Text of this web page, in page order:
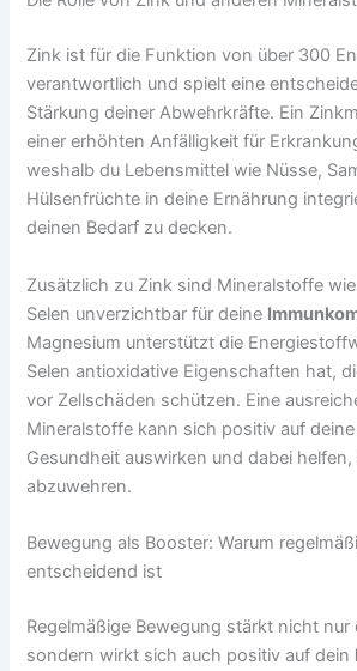
Zink ist für die Funktion von über 300
verantwortlich und spielt eine
Stärkung deiner Abwehrkräfte. Ein
einer erhöhten Anfälligkeit für
weshalb du Lebensmittel wie Nüsse,
Hülsenfrüchte in deine Ernährung
deinen Bedarf zu decken.
Zusätzlich zu Zink sind Mineralstoffe
Selen unverzichtbar für deine
Magnesium unterstützt die
Selen antioxidative Eigenschaften hat,
vor Zellschäden schützen. Eine
Mineralstoffe kann sich positiv auf
Gesundheit auswirken und dabei
abzuwehren.
Bewegung als Booster: Warum
entscheidend ist
Regelmäßige Bewegung stärkt nicht nur
sondern wirkt sich auch positiv auf dein